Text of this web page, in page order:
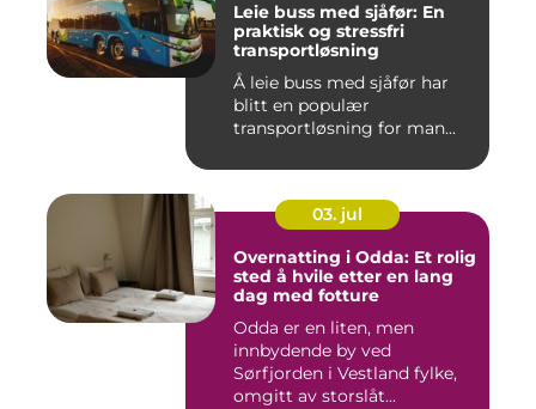
Leie buss med sjåfør: En
praktisk og stressfri
transportløsning
Å leie buss med sjåfør har
blitt en populær
transportløsning for man...
03. jul
Overnatting i Odda: Et rolig
sted å hvile etter en lang
dag med fotture
Odda er en liten, men
innbydende by ved
Sørfjorden i Vestland fylke,
omgitt av storslåt...